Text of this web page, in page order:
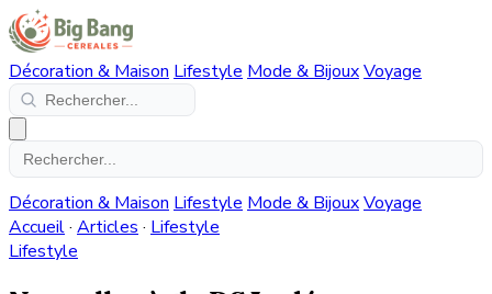
Décoration & Maison Lifestyle Mode & BijouxVoyage
Décoration & Maison Lifestyle Mode & BijouxVoyage
Accueil· Articles · Lifestyle
Lifestyle